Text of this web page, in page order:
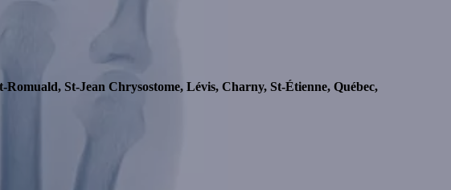
St-Jean Chrysostome, Lévis, Charny, St-Étienne, Québec,